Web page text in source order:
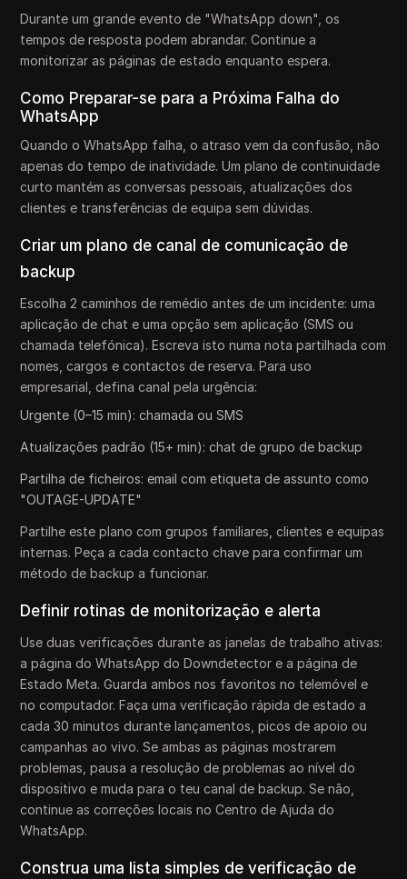
Durante um grande evento de "WhatsApp down", os
tempos de resposta podem abrandar. Continue a
monitorizar as páginas de estado enquanto espera.
Como Preparar-se para a Próxima Falha do
WhatsApp
Quando o WhatsApp falha, o atraso vem da confusão, não
apenas do tempo de inatividade. Um plano de continuidade
curto mantém as conversas pessoais, atualizações dos
clientes e transferências de equipa sem dúvidas.
Criar um plano de canal de comunicação de
backup
Escolha 2 caminhos de remédio antes de um incidente: uma
aplicação de chat e uma opção sem aplicação (SMS ou
chamada telefónica). Escreva isto numa nota partilhada com
nomes, cargos e contactos de reserva. Para uso
empresarial, defina canal pela urgência:
Urgente (0–15 min): chamada ou SMS
Atualizações padrão (15+ min): chat de grupo de backup
Partilha de ficheiros: email com etiqueta de assunto como
"OUTAGE-UPDATE"
Partilhe este plano com grupos familiares, clientes e equipas
internas. Peça a cada contacto chave para confirmar um
método de backup a funcionar.
Definir rotinas de monitorização e alerta
Use duas verificações durante as janelas de trabalho ativas:
a página do WhatsApp do Downdetector e a página de
Estado Meta. Guarda ambos nos favoritos no telemóvel e
no computador. Faça uma verificação rápida de estado a
cada 30 minutos durante lançamentos, picos de apoio ou
campanhas ao vivo. Se ambas as páginas mostrarem
problemas, pausa a resolução de problemas ao nível do
dispositivo e muda para o teu canal de backup. Se não,
continue as correções locais no Centro de Ajuda do
WhatsApp.
Construa uma lista simples de verificação de